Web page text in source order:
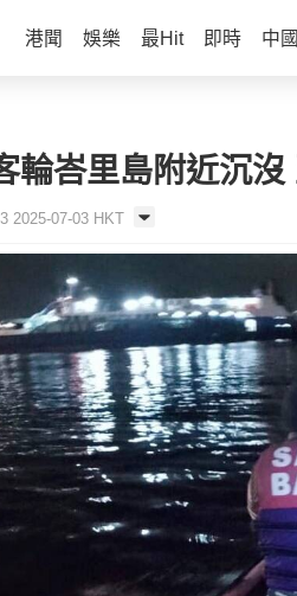
港聞 娛樂 最Hit 即時 中國
輪峇里島附近沉
2025-07-03 HKT